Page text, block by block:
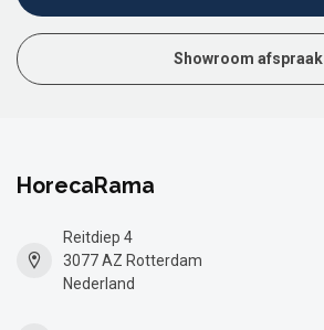
Showroom afspraak
HorecaRama
Reitdiep 4
3077 AZ Rotterdam
Nederland